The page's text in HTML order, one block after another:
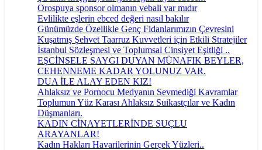
Orospuya sponsor olmanın vebali var mıdır
Evlilikte eşlerin ebced değeri nasıl bakılır
Günümüzde Özellikle Genç Fidanlarımızın Çevresini
Kuşatmış Şehvet Taarruz Kuvvetleri için Etkili Stratejiler
İstanbul Sözleşmesi ve Toplumsal Cinsiyet Eşitliği ..
EŞCİNSELE SAYGI DUYAN MÜNAFIK BEYLER,
CEHENNEME KADAR YOLUNUZ VAR.
DUA İLE ALAY EDEN KIZ!
Ahlaksız ve Pornocu Medyanın Sevmediği Kavramlar
Toplumun Yüz Karası Ahlaksız Suikastçılar ve Kadın
Düşmanları.
KADIN CİNAYETLERİNDE SUÇLU
ARAYANLAR!
Kadın Hakları Havarilerinin Gerçek Yüzleri..